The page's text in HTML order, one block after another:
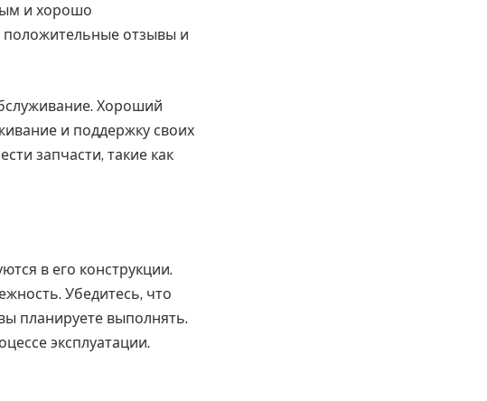
и хорошо
положительные отзывы и
Хороший
и поддержку своих
запчасти, такие как
в его конструкции.
Убедитесь, что
планируете выполнять.
эксплуатации.